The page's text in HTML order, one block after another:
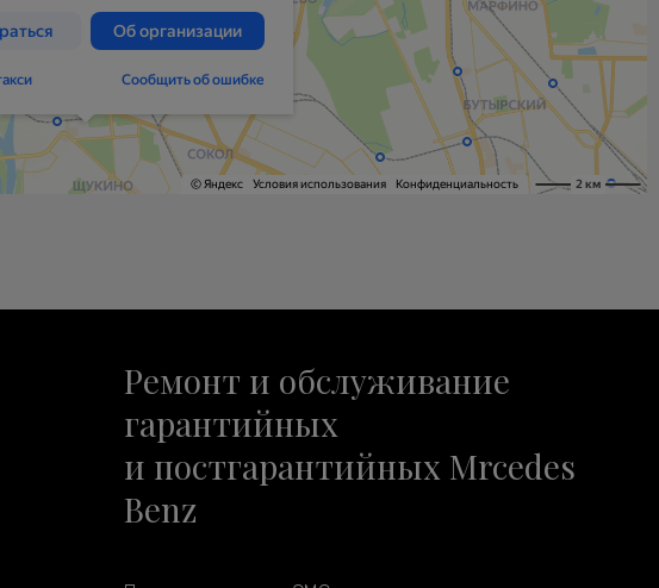
Ремонт и обслуживание
гарантийных
и постгарантийных Mrcedes
Benz